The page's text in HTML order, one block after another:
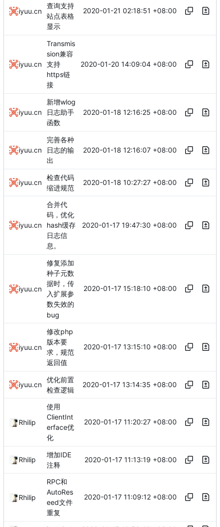
iyuu.cn
查询支持
站点表格
显示
2020-01-21 02:18:51 +08:00
iyuu.cn
Transmis
sion兼容
支持
https链
接
2020-01-20 14:09:04 +08:00
iyuu.cn
新增wlog
日志助手
函数
2020-01-18 12:16:25 +08:00
iyuu.cn
完善各种
日志的输
出
2020-01-18 12:16:07 +08:00
iyuu.cn
检查代码
缩进规范
2020-01-18 10:27:27 +08:00
iyuu.cn
合并代
码，优化
hash缓存
日志信
息。
2020-01-17 19:47:30 +08:00
iyuu.cn
修复添加
种子元数
据时，传
入扩展参
数失效的
bug
2020-01-17 15:18:10 +08:00
iyuu.cn
修改php
版本要
求，规范
返回值
2020-01-17 13:15:10 +08:00
iyuu.cn
优化前置
检查逻辑
2020-01-17 13:14:35 +08:00
Rhilip
使用
ClientInt
erface优
化
2020-01-17 11:20:27 +08:00
Rhilip
增加IDE
注释
2020-01-17 11:13:19 +08:00
Rhilip
RPC和
AutoRes
eed文件
重复
2020-01-17 11:09:12 +08:00